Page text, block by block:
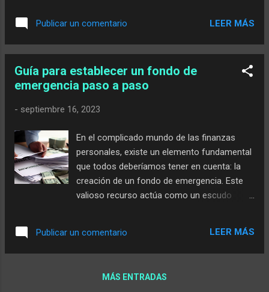
a medida que adquieras conocimientos y
presupuesto personal es fundamental para
tomar decisiones financieras informadas y
claridad sobre cómo estás utilizando tu
dinero y te permite asignar tus ingresos a
equilibrada. En líneas generales, crear un
fundamental para lograr la estabilidad
financiera . Te proporciona el control
necesario sobre tus ingresos y gastos, te
ayuda a establecer metas claras y te permite
guiaré a través del proceso detallado de
Publicar un comentario LEER MÁS
Guía para establecer un fondo de
emergencia paso a paso
- septiembre 16, 2023
En el complicado mundo de las finanzas
personales, existe un elemento fundamental
que todos deberíamos tener en cuenta: la
creación de un fondo de emergencia. Este
valioso recurso actúa como un escudo
medio de situaciones imprevistas . En este
artículo, exploraremos la importancia de
clave que debes seguir para crearlo.
Publicar un comentario LEER MÁS
MÁS ENTRADAS